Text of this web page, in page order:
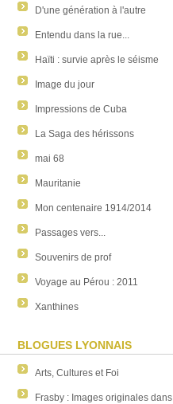
D'une génération à l'autre
Entendu dans la rue...
Haïti : survie après le séisme
Image du jour
Impressions de Cuba
La Saga des hérissons
mai 68
Mauritanie
Mon centenaire 1914/2014
Passages vers...
Souvenirs de prof
Voyage au Pérou : 2011
Xanthines
BLOGUES LYONNAIS
Arts, Cultures et Foi
Frasby : Images originales dans